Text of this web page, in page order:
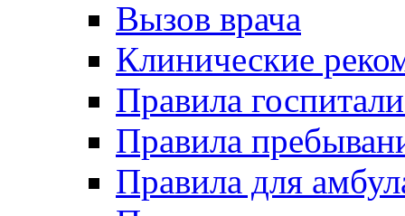
Вызов врача
Клинические
Правила
Правила
Правила для